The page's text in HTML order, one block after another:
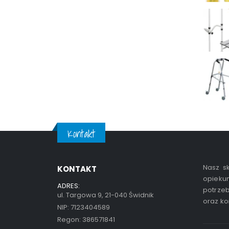
Kontakt
KONTAKT
ADRES:
ul. Targowa 9, 21-040 Świdnik
NIP: 7123404589
Regon: 386571841
Nasz
oraz